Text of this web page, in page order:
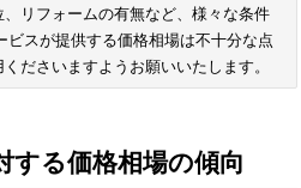
リフォームの有無など、様々な条件
ビスが提供する価格相場は不十分な点
ださいますようお願いいたします。
する価格相場の傾向